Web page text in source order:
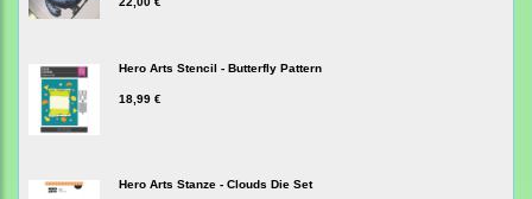
Hero Arts Stencil - Butterfly Pattern
18,99 €
Hero Arts Stanze - Clouds Die Set